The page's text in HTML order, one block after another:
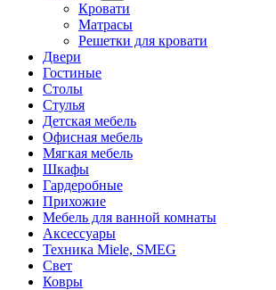
Кровати
Матрасы
Решетки для кровати
Двери
Гостиные
Столы
Стулья
Детская мебель
Офисная мебель
Мягкая мебель
Шкафы
Гардеробные
Прихожие
Мебель для ванной комнаты
Аксессуары
Техника Miele, SMEG
Свет
Ковры